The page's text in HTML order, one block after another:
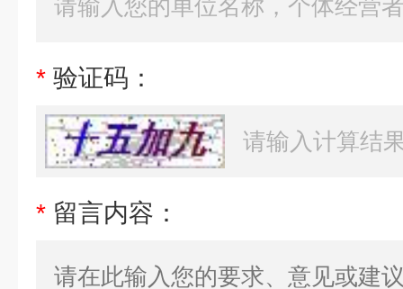
* 验证码：
* 留言内容：